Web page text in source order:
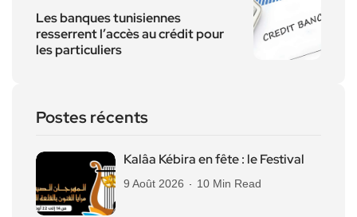
Les banques tunisiennes
resserrent l’accès au crédit pour
les particuliers
Postes récents
Kalâa Kébira en fête : le Festival
9 Août 2026 10 Min Read